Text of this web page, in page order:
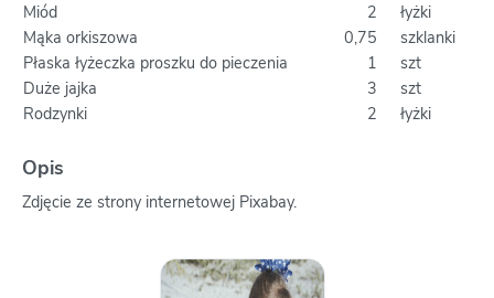
Miód
2
łyżki
Mąka orkiszowa
0,75
szklanki
Płaska łyżeczka proszku do pieczenia
1
szt
Duże jajka
3
szt
Rodzynki
2 łyżki
Opis
Zdjęcie ze strony internetowej Pixabay.